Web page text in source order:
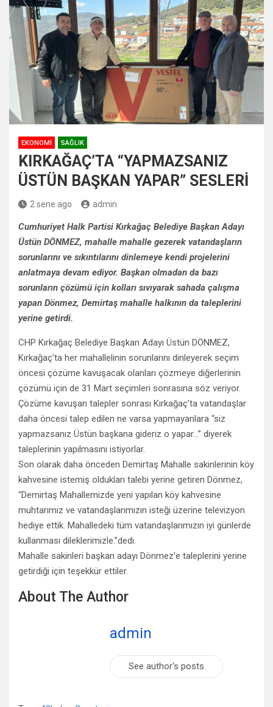
EKONOMI SAĞLIK
KIRKAĞAÇ’TA “YAPMAZSANIZ
ÜSTÜN BAŞKAN YAPAR” SESLERİ
2 sene ago admin
Cumhuriyet Halk Partisi Kırkağaç Belediye Başkan Adayı
Üstün DÖNMEZ, mahalle mahalle gezerek vatandaşların
sorunlarını ve sıkıntılarını dinlemeye kendi projelerini
anlatmaya devam ediyor. Başkan olmadan da bazı
sorunların çözümü için kolları sıvıyarak sahada çalışma
yapan Dönmez, Demirtaş mahalle halkının da taleplerini
yerine getirdi.
CHP Kırkağaç Belediye Başkan Adayı Üstün DÖNMEZ,
Kırkağaç’ta her mahallelinin sorunlarını dinleyerek seçim
öncesi çözüme kavuşacak olanları çözmeye diğerlerinin
çözümü için de 31 Mart seçimleri sonrasına söz veriyor.
Çözüme kavuşan talepler sonrası Kırkağaç’ta vatandaşlar
daha öncesi talep edilen ne varsa yapmayanlara “siz
yapmazsanız Üstün başkana gideriz o yapar…” diyerek
taleplerinin yapılmasını istiyorlar.
Son olarak daha önceden Demirtaş Mahalle sakinlerinin köy
kahvesine istemiş oldukları talebi yerine getiren Dönmez,
“Demirtaş Mahallemizde yeni yapılan köy kahvesine
muhtarımız ve vatandaşlarımızın isteği üzerine televizyon
hediye ettik. Mahalledeki tüm vatandaşlarımızın iyi günlerde
kullanması dileklerimizle.”dedi.
Mahalle sakinleri başkan adayı Dönmez’e taleplerini yerine
getirdiği için teşekkür ettiler.
About The Author
admin
See author's posts